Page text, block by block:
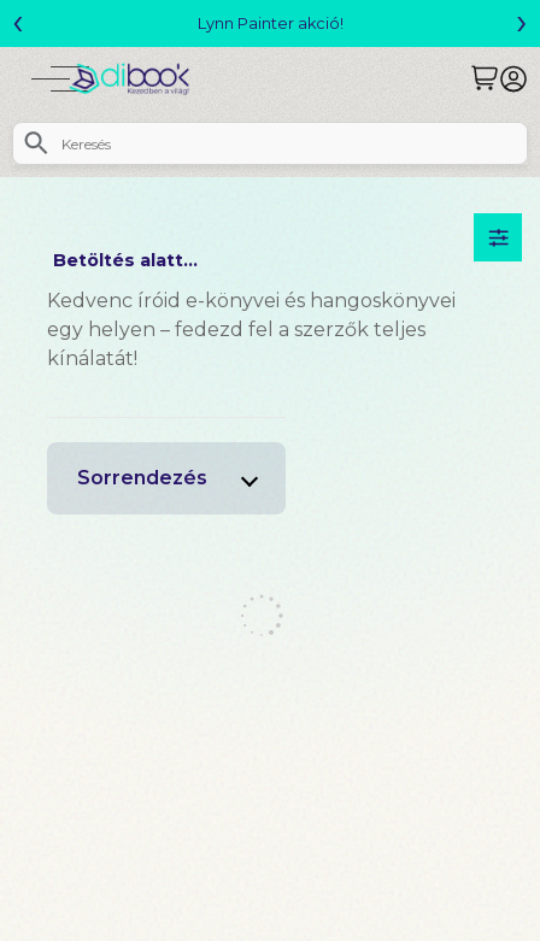
Lynn Painter akció!
‹ ›
Betöltés alatt...
Kedvenc íróid e-könyvei és hangoskönyvei
egy helyen – fedezd fel a szerzők teljes
kínálatát!
Sorrendezés